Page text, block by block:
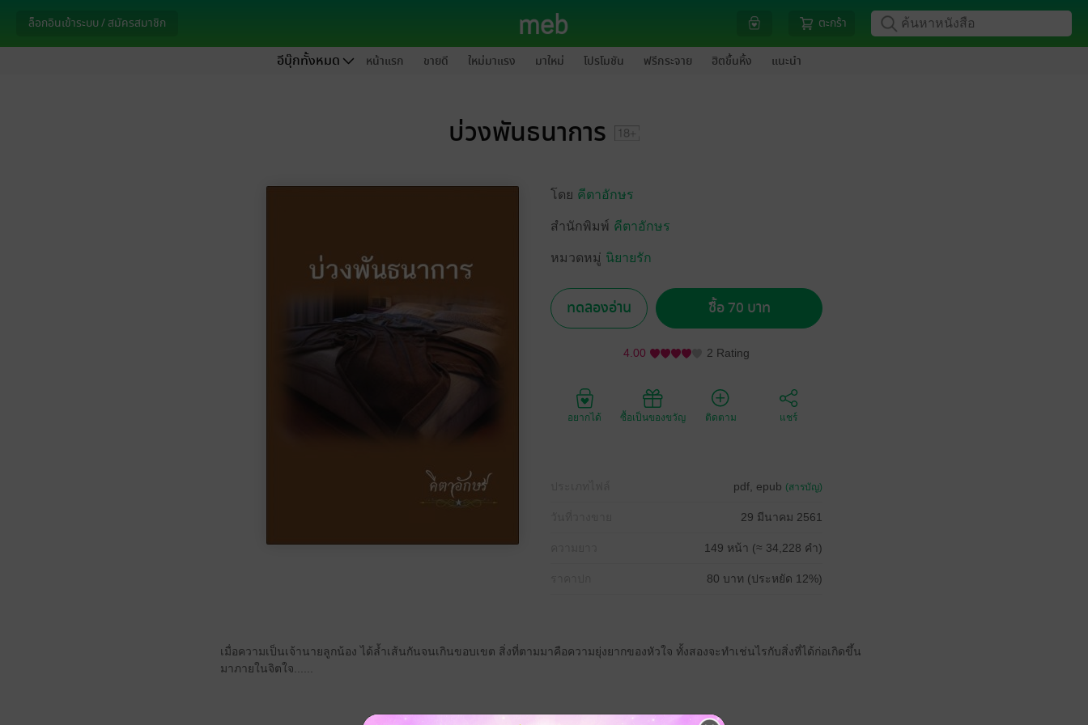
ล็อกอินเข้าระบบ / สมัครสมาชิก ตะกร้า
อีบุ๊กทั้งหมด หน้าแรก ขายดี ใหม่มาแรง มาใหม่ โปรโมชัน ฟรีกระจาย ฮิตขึ้นหิ้ง แนะนำ
บ่วงพันธนาการ
โดย คีตาอักษร
สำนักพิมพ์ คีตาอักษร
หมวดหมู่ นิยายรัก
ทดลองอ่าน ซื้อ 70 บาท
4.00 2 Rating
อยากได้ ซื้อเป็นของขวัญ ติดตาม แชร์
pdf, epub (สารบัญ)
29 มีนาคม 2561
149 หน้า (≈ 34,228 คำ)
80 บาท (ประหยัด 12%)
เมื่อความเป็นเจ้านายลูกน้อง ได้ล้ำเส้นกันจนเกินขอบเขต สิ่งที่ตามมาคือความยุ่งยากของหัวใจ ทั้งสองจะทำเช่นไรกับสิ่งที่ได้ก่อเกิดขึ้น
มาภายในจิตใจ......